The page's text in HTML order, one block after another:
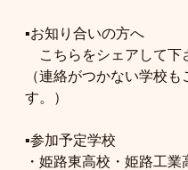
▪️お知り合いの方へ
こちらをシェアして下
（連絡がつかない学校も
す。）
▪️参加予定学校
・姫路東高校・姫路工業